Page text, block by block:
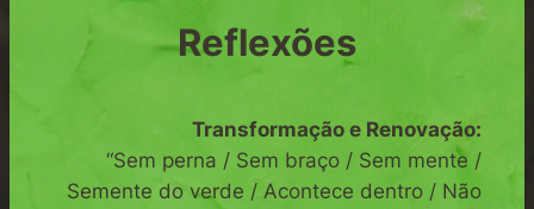
Reflexões
Transformação e Renovação:
“Sem perna / Sem braço / Sem mente /
Semente do verde / Acontece dentro / Não